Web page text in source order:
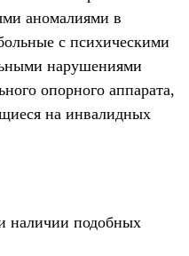
аномалиями в
с психическими
нарушениями
опорного аппарата,
на инвалидных
наличии подобных